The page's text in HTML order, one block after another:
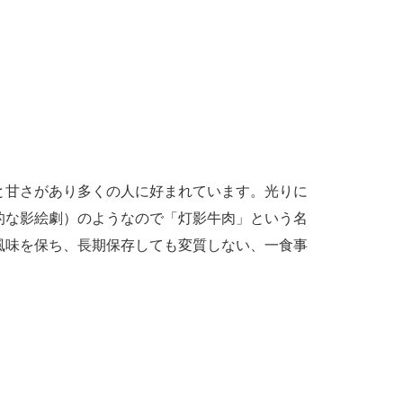
さがあり多くの人に好まれています。光りに
影絵劇）のようなので「灯影牛肉」という名
を保ち、長期保存しても変質しない、一食事